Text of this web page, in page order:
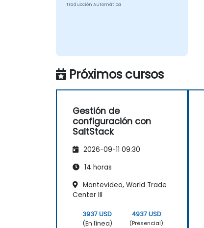
Traducción Automática
Próximos cursos
Gestión de
configuración con
SaltStack
2026-09-11 09:30
14 horas
Montevideo, World Trade
Center III
3937 USD
(En línea)
4937 USD
(Presencial)